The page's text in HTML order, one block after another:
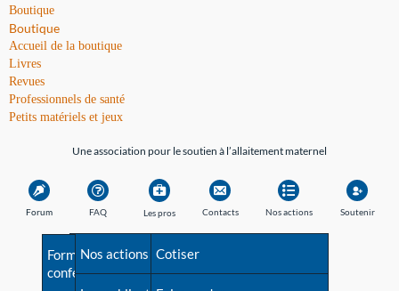
Boutique
Boutique
Accueil de la boutique
Livres
Revues
Professionnels de santé
Petits matériels et jeux
Une association pour le soutien à l’allaitement maternel
Forum FAQ
Avant la naissance
Les pros
Formations et
conférences
Contacts
Besoin d'aide?
Nos actions
Nos actions
Soutenir
Cotiser